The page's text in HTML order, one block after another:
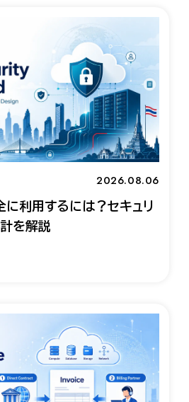
2026.08.06
利用するには？セキュリ
を解説